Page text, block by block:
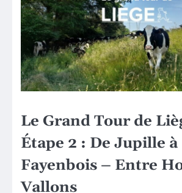
Le Grand Tour de
Étape 2 : De Jupille à
Fayenbois – Entre
Vallons